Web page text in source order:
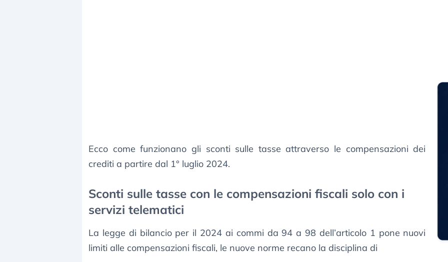
Ecco come funzionano gli sconti sulle tasse attraverso le compensazioni dei
crediti a partire dal 1° luglio 2024.
Sconti sulle tasse con le compensazioni fiscali solo con i
servizi telematici
La legge di bilancio per il 2024 ai commi da 94 a 98 dell’articolo 1 pone nuovi
limiti alle compensazioni fiscali, le nuove norme recano la disciplina di